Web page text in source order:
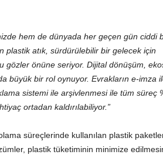
hem de dünyada her geçen gün ciddi
plastik atık, sürdürülebilir bir gelecek için
gözler önüne seriyor. Dijital dönüşüm,
büyük bir rol oynuyor. Evrakların e-imza
sistemi ile arşivlenmesi ile tüm süreç
ortadan kaldırılabiliyor.”
süreçlerinde kullanılan plastik
plastik tüketiminin minimize